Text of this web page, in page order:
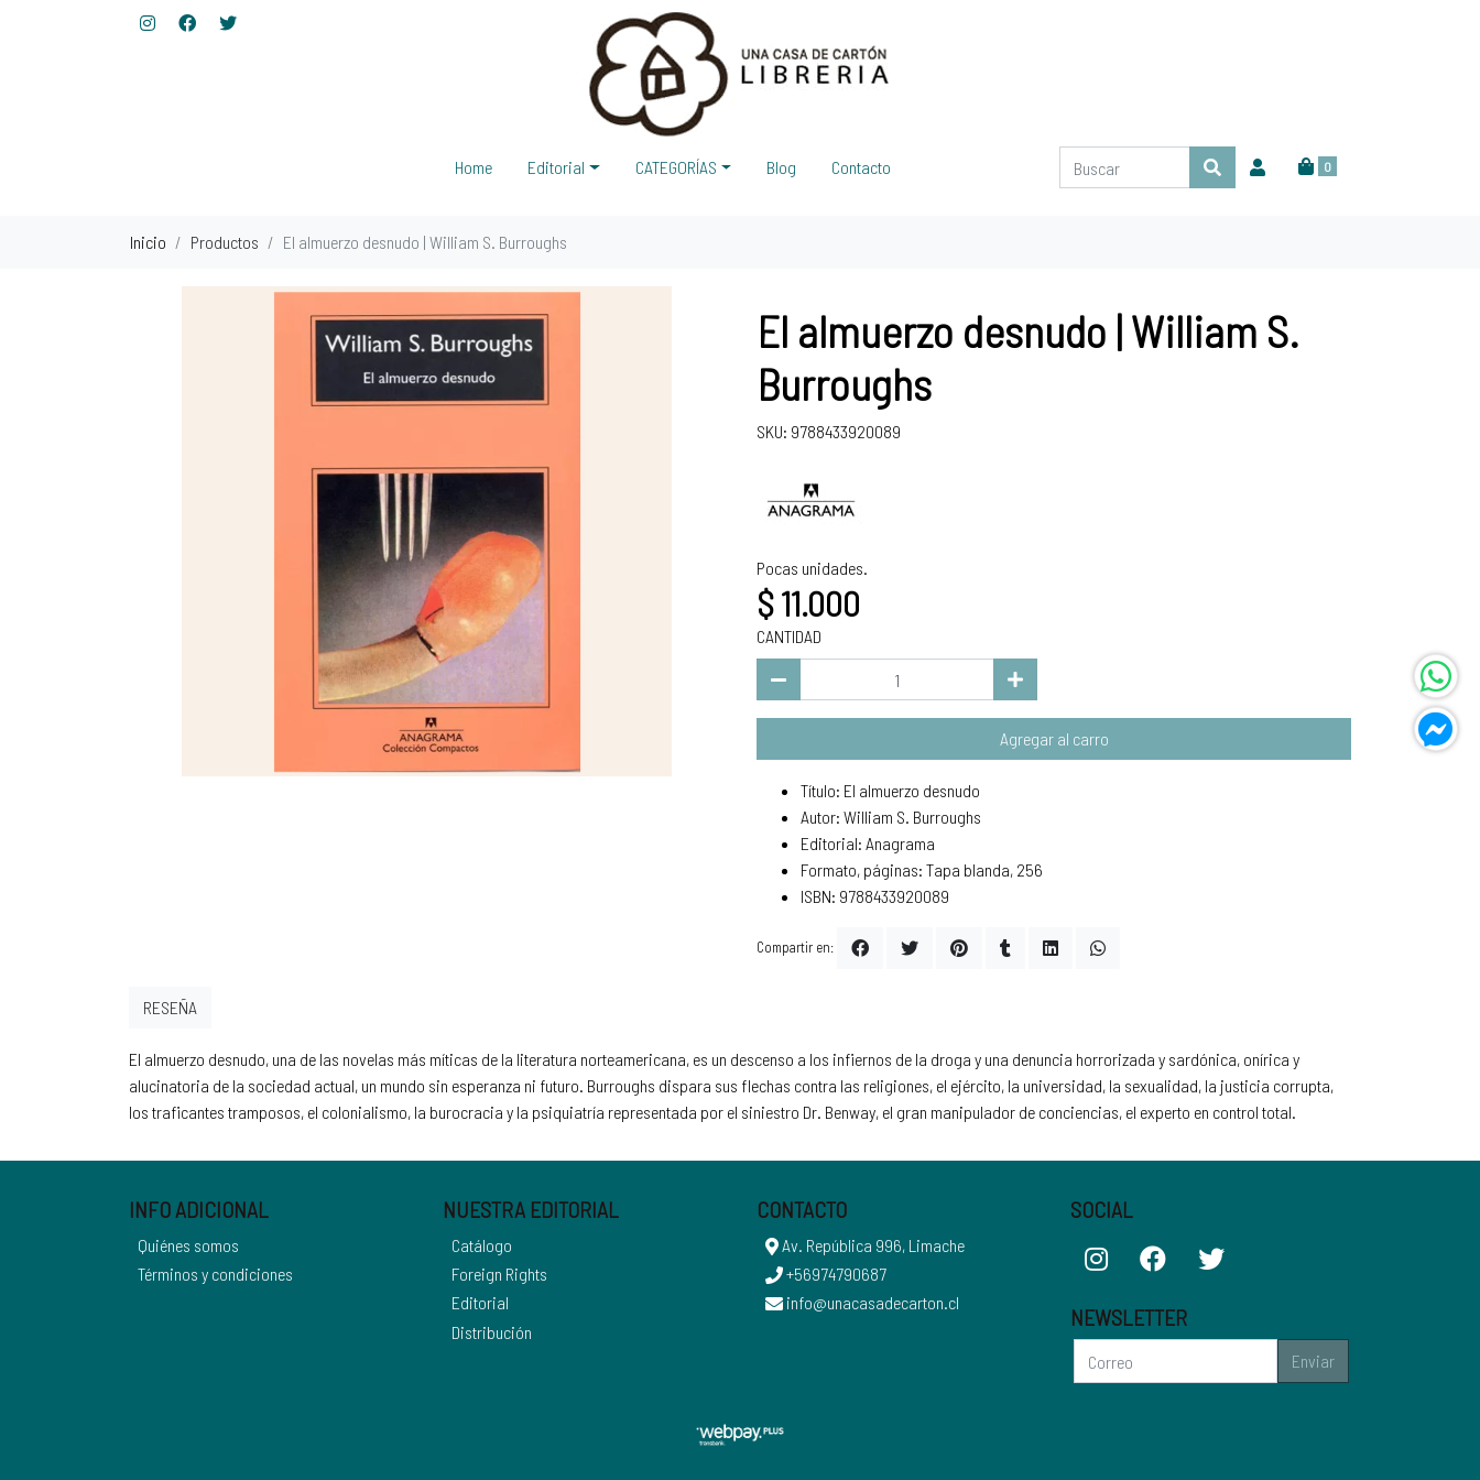
0
Home Editorial CATEGORÍAS Blog Contacto
Inicio Productos El almuerzo desnudo | William S. Burroughs
El almuerzo desnudo | William S.
Burroughs
SKU: 9788433920089
Pocas unidades.
$ 11.000
CANTIDAD
Agregar al carro
Título: El almuerzo desnudo
Autor: William S. Burroughs
Editorial: Anagrama
Formato, páginas: Tapa blanda, 256
ISBN: 9788433920089
Compartir en:
El almuerzo desnudo, una de las novelas más míticas de la literatura norteamericana, es un descenso a los infiernos de la droga y una denuncia horrorizada y sardónica, onírica y
alucinatoria de la sociedad actual, un mundo sin esperanza ni futuro. Burroughs dispara sus flechas contra las religiones, el ejército, la universidad, la sexualidad, la justicia corrupta,
los traficantes tramposos, el colonialismo, la burocracia y la psiquiatría representada por el siniestro Dr. Benway, el gran manipulador de conciencias, el experto en control total.
RESEÑA
INFO ADICIONAL
Quiénes somos
Términos y condiciones
NUESTRA EDITORIAL
Catálogo
Foreign Rights
Editorial
Distribución
CONTACTO
Av. República 996, Limache
+56974790687
info@unacasadecarton.cl
SOCIAL
NEWSLETTER
Enviar